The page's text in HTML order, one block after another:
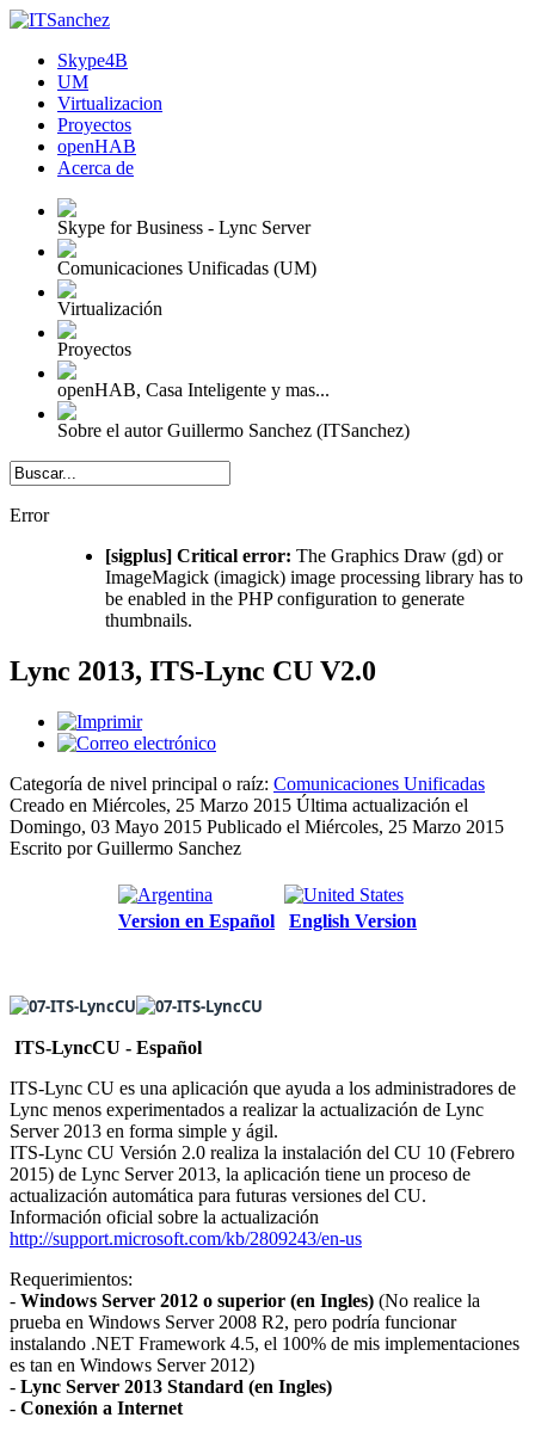
Skype4B
UM
Virtualizacion
Proyectos
openHAB
Acerca de
Skype for Business - Lync Server
Comunicaciones Unificadas (UM)
Virtualización
Proyectos
openHAB, Casa Inteligente y mas...
Sobre el autor Guillermo Sanchez (ITSanchez)
Error
[sigplus] Critical error: The Graphics Draw (gd) or
ImageMagick (imagick) image processing library has to
be enabled in the PHP configuration to generate
thumbnails.
Lync 2013, ITS-Lync CU V2.0
Categoría de nivel principal o raíz: Comunicaciones Unificadas
Creado en Miércoles, 25 Marzo 2015 Última actualización el
Domingo, 03 Mayo 2015 Publicado el Miércoles, 25 Marzo 2015
Escrito por Guillermo Sanchez
Version en Español English Version
ITS-LyncCU - Español
ITS-Lync CU es una aplicación que ayuda a los administradores de
Lync menos experimentados a realizar la actualización de Lync
Server 2013 en forma simple y ágil.
ITS-Lync CU Versión 2.0 realiza la instalación del CU 10 (Febrero
2015) de Lync Server 2013, la aplicación tiene un proceso de
actualización automática para futuras versiones del CU.
Información oficial sobre la actualización
http://support.microsoft.com/kb/2809243/en-us
Requerimientos:
- Windows Server 2012 o superior (en Ingles) (No realice la
prueba en Windows Server 2008 R2, pero podría funcionar
instalando .NET Framework 4.5, el 100% de mis implementaciones
es tan en Windows Server 2012)
- Lync Server 2013 Standard (en Ingles)
- Conexión a Internet